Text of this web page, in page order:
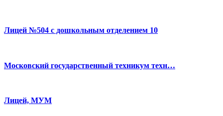
Лицей №504 с дошкольным отделением 10
Московский государственный техникум техн…
Лицей, МУМ